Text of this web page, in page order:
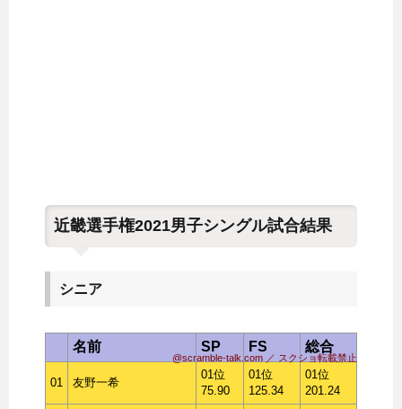
近畿選手権2021男子シングル試合結果
シニア
@scramble-talk.com ／ スクショ転載禁止
名前 SP FS 総合
01 友野一希
01位
75.90
01位
125.34
01位
201.24